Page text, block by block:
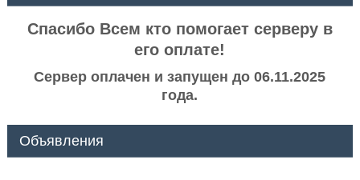
Спасибо Всем кто помогает серверу в
его оплате!
Сервер оплачен и запущен до 06.11.2025
года.
Объявления